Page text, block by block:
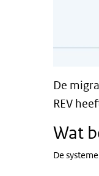
De
REV
Wat
De